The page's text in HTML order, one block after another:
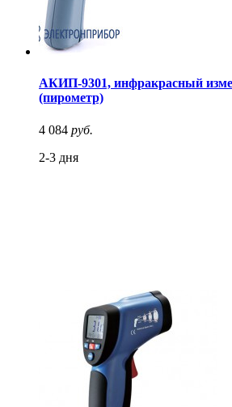
АКИП-9301, инфракрасный
(пирометр)
4 084 руб.
2-3 дня